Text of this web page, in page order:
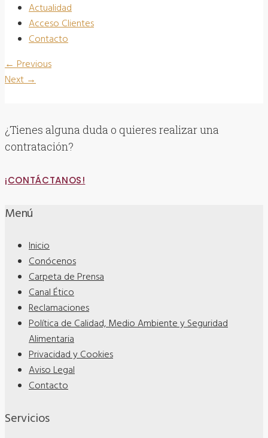
Actualidad
Acceso Clientes
Contacto
←Previous
Next→
¿Tienes alguna duda o quieres realizar una
contratación?
¡CONTÁCTANOS!
Menú
Inicio
Conócenos
Carpeta de Prensa
Canal Ético
Reclamaciones
Política de Calidad, Medio Ambiente y Seguridad
Alimentaria
Privacidad y Cookies
Aviso Legal
Contacto
Servicios